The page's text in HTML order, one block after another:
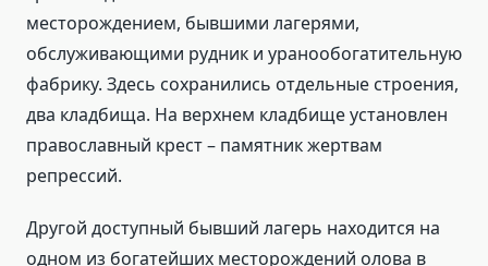
месторождением, бывшими лагерями,
обслуживающими рудник и уранообогатительную
фабрику. Здесь сохранились отдельные строения,
два кладбища. На верхнем кладбище установлен
православный крест – памятник жертвам
репрессий.
Другой доступный бывший лагерь находится на
одном из богатейших месторождений олова в